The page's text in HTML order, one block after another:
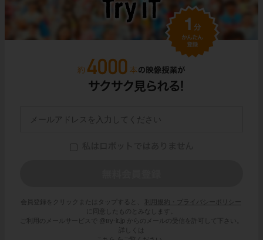
会員登録をクリックまたはタップすると、
利用規約・プライバシーポリシー
に同意したものとみなします。
ご利用のメールサービスで @try-it.jp からのメールの受信を許可して下さい。
詳しくは